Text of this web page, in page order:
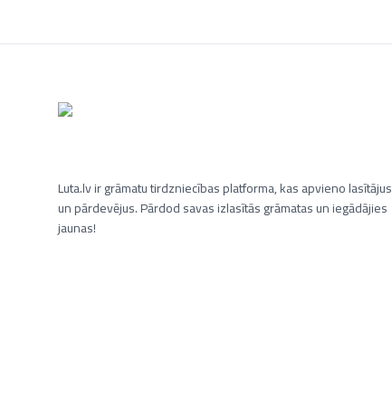
Luta.lv ir grāmatu tirdzniecības platforma, kas apvieno lasītājus
un pārdevējus. Pārdod savas izlasītās grāmatas un iegādājies
jaunas!